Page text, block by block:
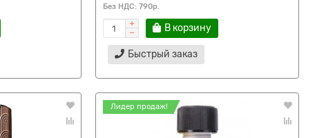
Без НДС: 790р.
В корзину
Быстрый заказ
Лидер продаж!